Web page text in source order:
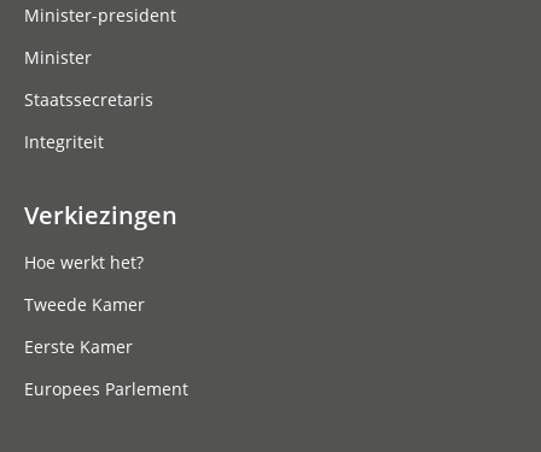
Minister-president
Minister
Staatssecretaris
Integriteit
Verkiezingen
Hoe werkt het?
Tweede Kamer
Eerste Kamer
Europees Parlement